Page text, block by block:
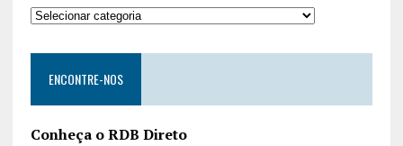
ENCONTRE-NOS
Conheça o RDB Direto